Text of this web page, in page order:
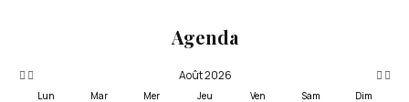
Agenda
Août 2026
Lun Mar Mer Jeu Ven Sam
Dim